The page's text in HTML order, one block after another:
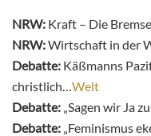
NRW: Kraft – Die
NRW:Wirtschaft in der
Debatte: Käßmanns
christlich…Welt
Debatte: „Sagen wir Ja
Debatte: „Feminismus